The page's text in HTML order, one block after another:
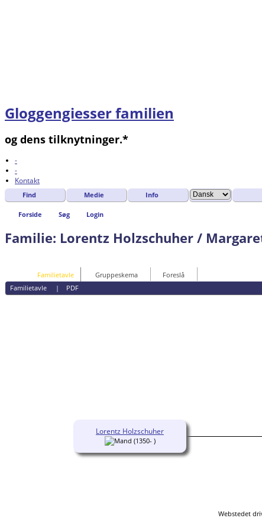
Gloggengiesser familien
og dens tilknytninger.*
-
-
Kontakt
Find Medie Info
Forside Søg Login
Familie: Lorentz Holzschuher /
Familietavle Gruppeskema
Foreslå
Familietavle
| PDF
Lorentz Holzschuher
(1350- )
Webstedet